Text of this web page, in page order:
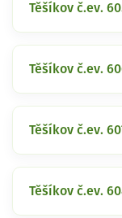
Těšíkov č.ev.
Těšíkov č.ev.
Těšíkov č.ev.
Těšíkov č.ev.